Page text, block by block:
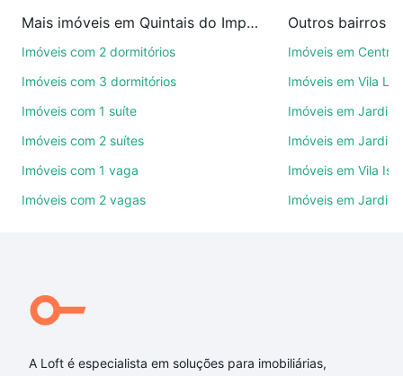
de imóveis.
ruas, bairros e até condomínios favoritos. Você
também pode usar os filtros como quantidade de
quartos, suítes, com ou sem vaga de garagem para
comodidades, como piscina, academia, salão de
Qual o preço de Imóveis com 4 banheiros à venda
em Quintais do Imperador, Sorocaba, SP?
Aqui na Loft temos a oferta ideal para você, com
Mais imóveis em Quintais do Imperador
Imóveis com 2 dormitórios
Imóveis com 3 dormitórios
Imóveis com 1 suíte
Imóveis com 2 suítes
Imóveis com 1 vaga
Imóveis com 2 vagas
Outros bairros
Imóveis em Centro
Imóveis em Vila
Imóveis em Jardim
Imóveis em Jardim
Imóveis em Vila
Imóveis em Jardim
A Loft é especialista em soluções para imobiliárias,